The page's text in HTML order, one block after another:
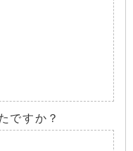
ですか？